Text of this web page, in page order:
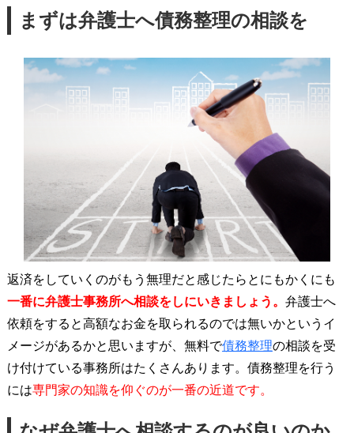
まずは弁護士へ債務整理の相談を
返済をしていくのがもう無理だと感じたらとにもかくにも
一番に弁護士事務所へ相談をしにいきましょう。 弁護士へ
依頼をすると高額なお金を取られるのでは無いかというイ
メージがあるかと思いますが、無料で債務整理の相談を受
け付けている事務所はたくさんあります。債務整理を行う
には専門家の知識を仰ぐのが一番の近道です。